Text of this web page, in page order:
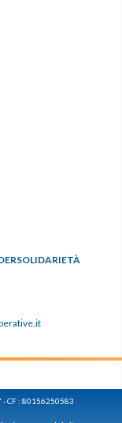
- CF : 80156250583